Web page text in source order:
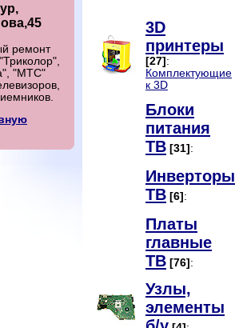
ремонт
"МТС"
3D
принтеры
[27] :
Комплектующие
к 3D
Блоки
питания
ТВ [31] :
Инверторы
ТВ [6] :
Платы
главные
ТВ [76] :
Узлы,
элементы